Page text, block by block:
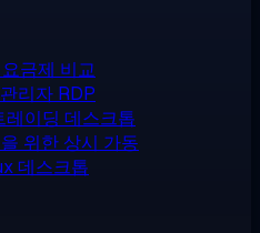
금제 비교
리자 RDP
레이딩 데스크톱
위한 상시 가동
데스크톱